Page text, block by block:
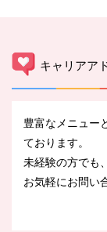
キャリアア
豊富なメニュー
ております。
未経験の方でも
お気軽にお問い